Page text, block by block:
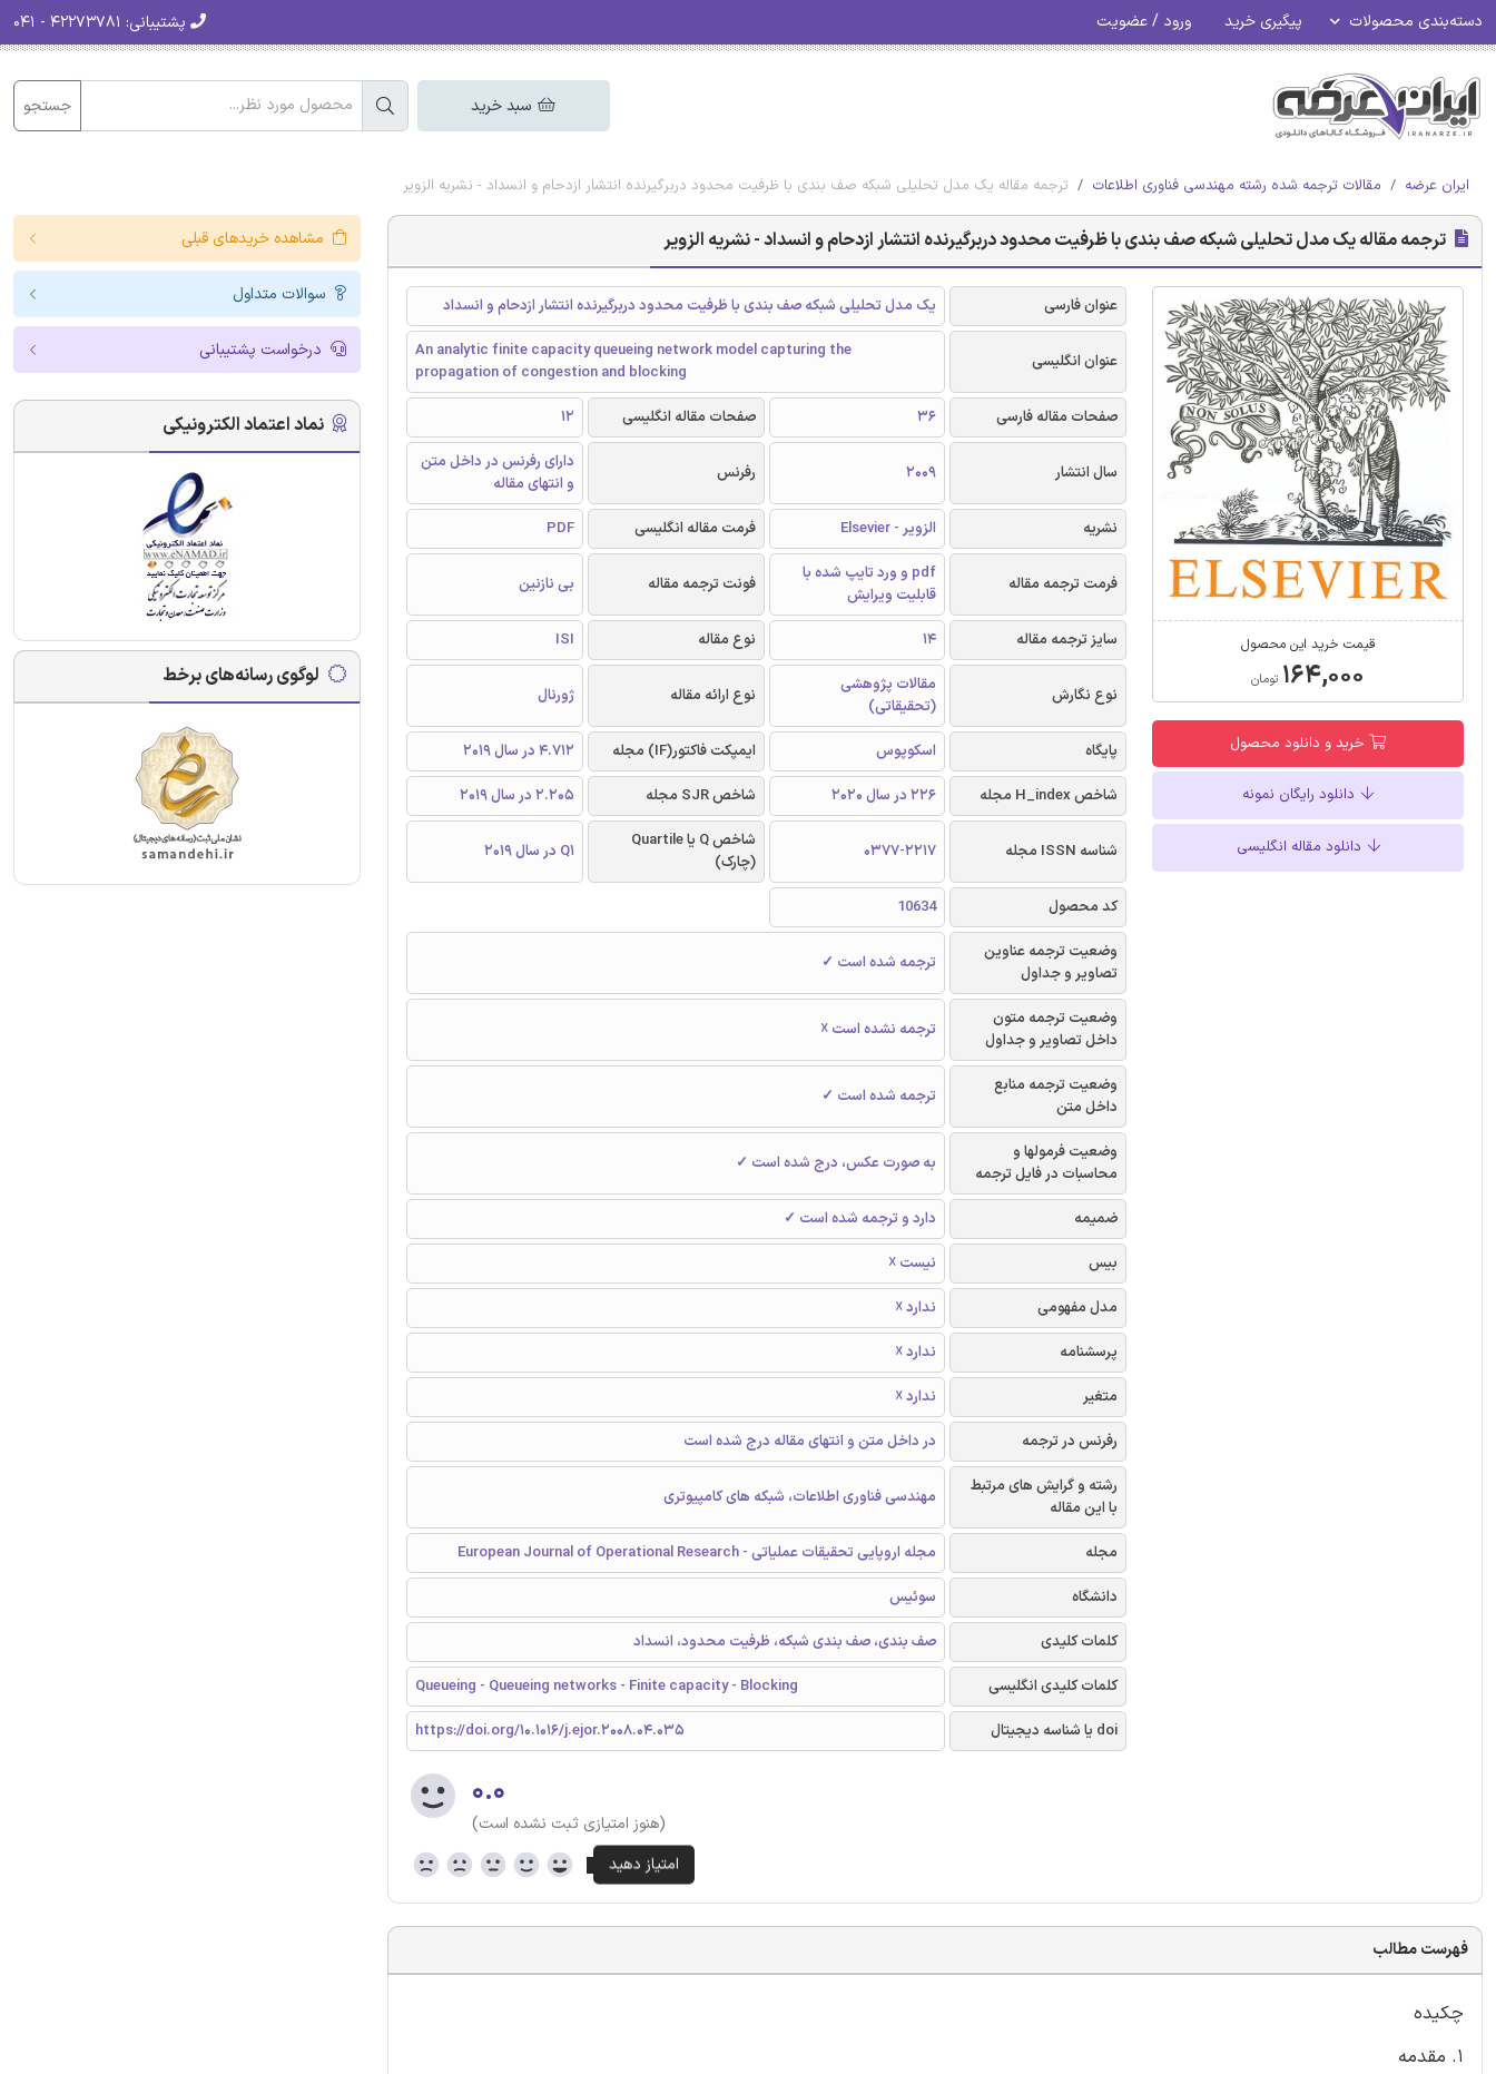
دسته‌بندی محصولات پیگیری خرید ورود / عضویت پشتیبانی:
سبد خرید جستجو
ایران عرضه مقالات ترجمه شده رشته مهندسی فناوری اطلاعات ترجمه مقاله یک مدل تحلیلی شبکه صف بندی با ظرفیت محدود دربرگیرنده انتشار ازدحام و انسداد - نشریه الزویر
ترجمه مقاله یک مدل تحلیلی شبکه صف بندی با ظرفیت محدود دربرگیرنده انتشار ازدحام و انسداد - نشریه الزویر
قیمت خرید این محصول
۱۶۴,۰۰۰ تومان
خرید و دانلود محصول
دانلود رایگان نمونه
دانلود مقاله انگلیسی
عنوان فارسی یک مدل تحلیلی شبکه صف بندی با ظرفیت محدود دربرگیرنده انتشار ازدحام و انسداد
عنوان انگلیسی
An analytic finite capacity queueing network model capturing the
propagation of congestion and blocking
صفحات مقاله فارسی
36 صفحات مقاله انگلیسی 12
سال انتشار 2009 رفرنس
دارای رفرنس در داخل متن
و انتهای مقاله
نشریه
الزویر - Elsevier فرمت مقاله انگلیسی PDF
فرمت ترجمه مقاله
pdf و ورد تایپ شده با
قابلیت ویرایش
فونت ترجمه مقاله بی نازنین
سایز ترجمه مقاله 14 نوع مقاله ISI
نوع نگارش
مقالات پژوهشی
(تحقیقاتی)
نوع ارائه مقاله ژورنال
پایگاه اسکوپوس ایمپکت فاکتور(IF) مجله
4.712 در سال 2019
شاخص H_index مجله
226 در سال 2020 شاخص SJR مجله 2.205 در سال 2019
شناسه ISSN مجله 0377-2217
شاخص Q یا Quartile
(چارک)
Q1 در سال 2019
کد محصول
10634
وضعیت ترجمه عناوین
تصاویر و جداول
ترجمه شده است ✓
وضعیت ترجمه متون
داخل تصاویر و جداول
ترجمه نشده است ☓
وضعیت ترجمه منابع
داخل متن
ترجمه شده است ✓
وضعیت فرمولها و
محاسبات در فایل ترجمه
به صورت عکس، درج شده است ✓
ضمیمه
دارد و ترجمه شده است ✓
بیس
نیست ☓
مدل مفهومی
ندارد ☓
پرسشنامه
ندارد ☓
متغیر
ندارد ☓
رفرنس در ترجمه
در داخل متن و انتهای مقاله درج شده است
رشته و گرایش های مرتبط
با این مقاله
مهندسی فناوری اطلاعات، شبکه های کامپیوتری
مجله
مجله اروپایی تحقیقات عملیاتی - European Journal of Operational Research
دانشگاه
سوئیس
کلمات کلیدی
صف بندی، صف بندی شبکه، ظرفیت محدود، انسداد
کلمات کلیدی انگلیسی
Queueing - Queueing networks - Finite capacity - Blocking
doi یا شناسه دیجیتال
https://doi.org/10.1016/j.ejor.2008.04.035
۰.۰
(هنوز امتیازی ثبت نشده است)
فهرست مطالب
چکیده
1. مقدمه
مشاهده خریدهای قبلی
سوالات متداول
درخواست پشتیبانی
نماد اعتماد الکترونیکی
لوگوی رسانه‌های برخط